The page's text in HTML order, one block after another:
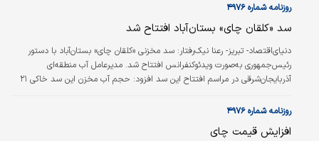
در آگاستا، مرکز ایالت مین در یک مزرعه به دنیا
مغازه در بوستون…
روزنامه شماره ۴۹۷۶
سد «کلقان چای» بستان‌آباد افتتاح شد
دنیای‌اقتصاد- تبریز- رعنا نیک‌رفتار: سد مخزنی «کلقان چای» بستان‌آباد با دستور
رئیس‌جمهوری به‌صورت ویدئوکنفرانس افتتاح شد. مدیرعامل آب منطقه‌ای
آذربایجان‌شرقی در مراسم افتتاح این سد افزود: حجم آب مخزن این سد خاکی ۲۱
سدهای بزرگ آذربایجان‌شرقی محسوب می‌شود.
روزنامه شماره ۴۹۷۶
افزایش قیمت چای